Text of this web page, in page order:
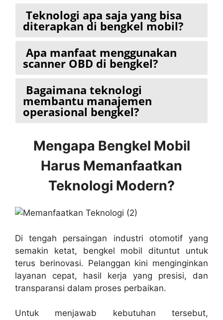
Teknologi apa saja yang bisa
diterapkan di bengkel mobil?
Apa manfaat menggunakan
scanner OBD di bengkel?
Bagaimana teknologi
membantu manajemen
operasional bengkel?
Mengapa Bengkel Mobil
Harus Memanfaatkan
Teknologi Modern?
Di tengah persaingan industri otomotif yang
semakin ketat, bengkel mobil dituntut untuk
terus berinovasi. Pelanggan kini menginginkan
layanan cepat, hasil kerja yang presisi, dan
transparansi dalam proses perbaikan.
Untuk menjawab kebutuhan tersebut,